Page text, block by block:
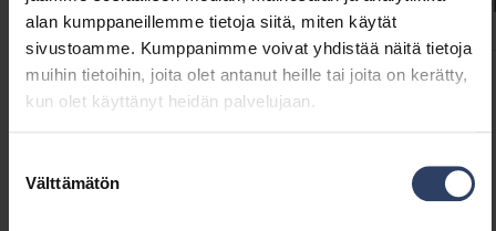
alan kumppaneillemme tietoja siitä, miten käytät
sivustoamme. Kumppanimme voivat yhdistää näitä tietoja
muihin tietoihin, joita olet antanut heille tai joita on kerätty,
kun olet käyttänyt heidän palvelujaan.
valinta
Välttämätön
Rakenne
Lisätarvike